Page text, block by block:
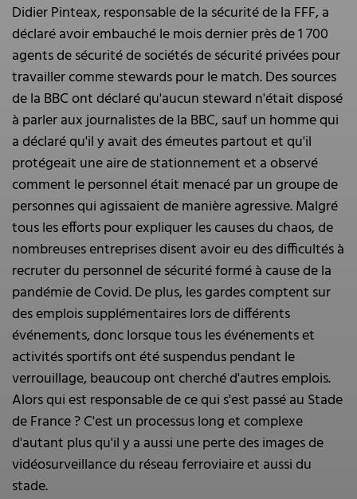
Didier Pinteax, responsable de la sécurité de la FFF, a
déclaré avoir embauché le mois dernier près de 1 700
agents de sécurité de sociétés de sécurité privées pour
travailler comme stewards pour le match. Des sources
de la BBC ont déclaré qu'aucun steward n'était disposé
à parler aux journalistes de la BBC, sauf un homme qui
a déclaré qu'il y avait des émeutes partout et qu'il
protégeait une aire de stationnement et a observé
comment le personnel était menacé par un groupe de
personnes qui agissaient de manière agressive. Malgré
tous les efforts pour expliquer les causes du chaos, de
nombreuses entreprises disent avoir eu des difficultés à
recruter du personnel de sécurité formé à cause de la
pandémie de Covid. De plus, les gardes comptent sur
des emplois supplémentaires lors de différents
événements, donc lorsque tous les événements et
activités sportifs ont été suspendus pendant le
verrouillage, beaucoup ont cherché d'autres emplois.
Alors qui est responsable de ce qui s'est passé au Stade
de France ? C'est un processus long et complexe
d'autant plus qu'il y a aussi une perte des images de
vidéosurveillance du réseau ferroviaire et aussi du
stade.